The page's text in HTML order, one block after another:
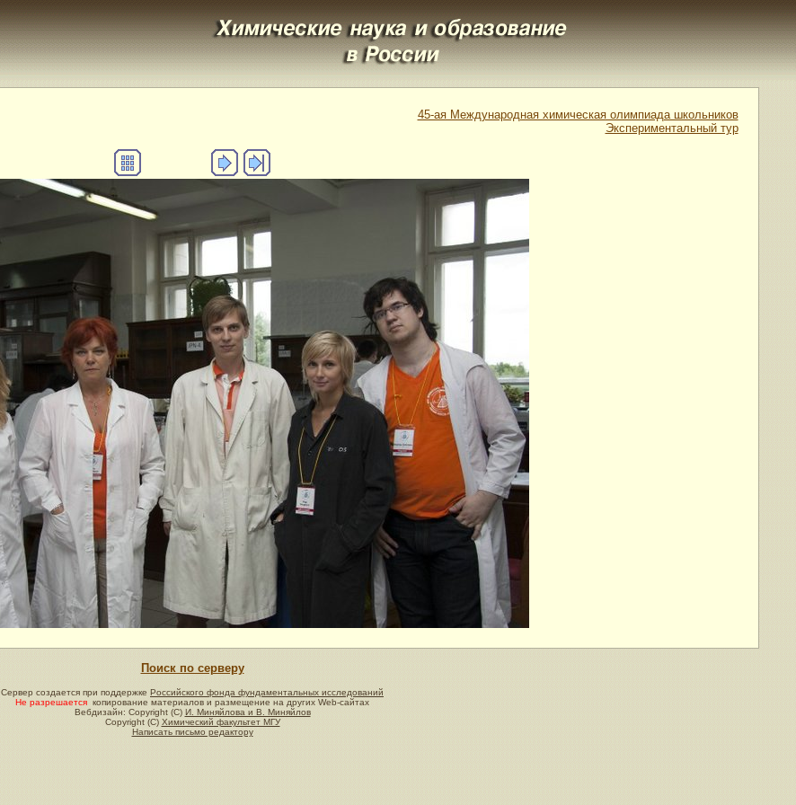
45-ая Международная химическая олимпиада школьников
Экспериментальный тур
Поиск по серверу
Сервер создается при поддержке Российского фонда фундаментальных исследований
Не разрешается копирование материалов и размещение на других Web-сайтах
Вебдизайн: Copyright (C) И. Миняйлова и В. Миняйлов
Copyright (C) Химический факультет МГУ
Написать письмо редактору